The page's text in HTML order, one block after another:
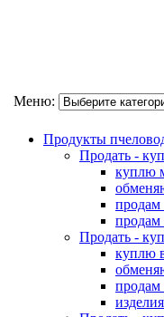
Меню:
Продукты
Продать -
куплю
продам
продам
Продать -
куплю
продам